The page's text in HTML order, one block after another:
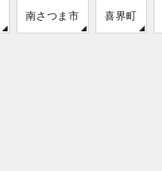
南さつま市 喜界町